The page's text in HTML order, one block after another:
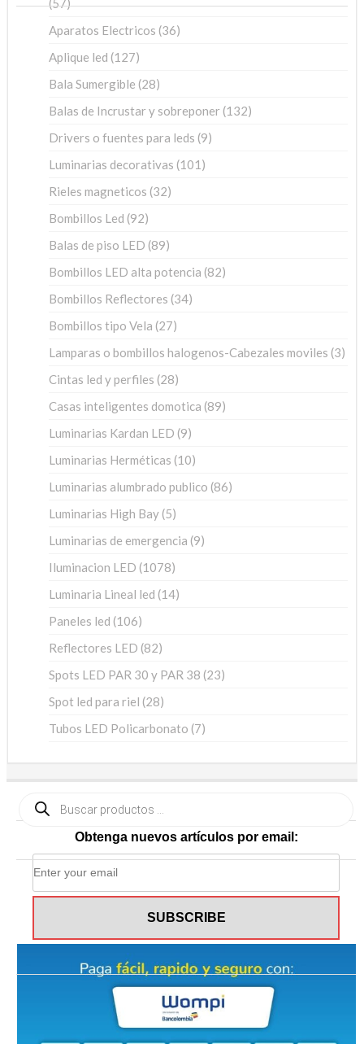
57
Aparatos Electricos 3636
Aplique led 127127
Bala Sumergible 2828
Balas de Incrustar y sobreponer 132132
Drivers o fuentes para leds 99
Luminarias decorativas 101 101
Rieles magneticos 3232
Bombillos Led 9292
Balas de piso LED 8989
Bombillos LED alta potencia 8282
Bombillos Reflectores 3434
Bombillos tipo Vela 2727
Lamparas o bombillos halogenos-Cabezales moviles 33
Cintas led y perfiles 2828
Casas inteligentes domotica 8989
Luminarias Kardan LED 99
Luminarias Herméticas 1010
Luminarias alumbrado publico 8686
Luminarias High Bay 55
Luminarias de emergencia 99
Iluminacion LED 10781078
Luminaria Lineal led 1414
Paneles led 106106
Reflectores LED 8282
Spots LED PAR 30 y PAR 38 2323
Spot led para riel 2828
Tubos LED Policarbonato 77
productos
Obtenga nuevos artículos por email: